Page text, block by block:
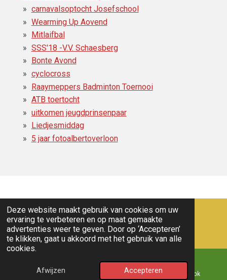
Deze website maakt gebruik van cookies om uw
ervaring te verbeteren en op maat gemaakte
advertenties weer te geven. Door op ‘Accepteren’
te klikken, gaat u akkoord met het gebruik van alle
cookies.
Afwijzen Accepteren
carnavalsoptocht Josefschool
Wearming Up Aovend
Mitlaifbal
SSS'18 -V.V. Schaesberg
Bonte Avond
cyclocross
Raaymeppers Badminton Toernooi
ATB toertocht
uitkomen jeugdprinsenpaar
Liedjesmiddag
5 jaar fotoalbertoverloon
© 2011 - 2026 overloon nieuws
E-mailadres Kaart Facebook